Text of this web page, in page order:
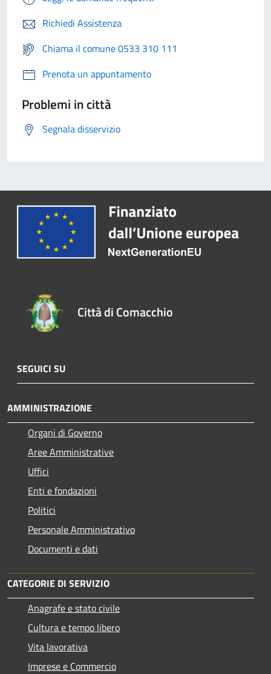
Richiedi Assistenza
Chiama il comune 0533 310 111
Prenota un appuntamento
Problemi in città
Segnala disservizio
Città di Comacchio
SEGUICI SU
AMMINISTRAZIONE
Organi di Governo
Aree Amministrative
Uffici
Enti e fondazioni
Politici
Personale Amministrativo
Documenti e dati
CATEGORIE DI SERVIZIO
Anagrafe e stato civile
Cultura e tempo libero
Vita lavorativa
Imprese e Commercio